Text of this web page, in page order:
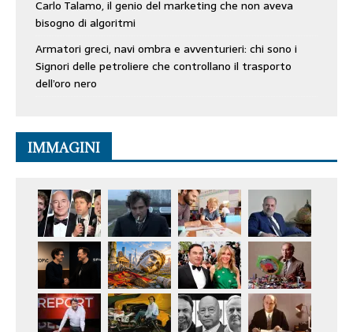
Carlo Talamo, il genio del marketing che non aveva
bisogno di algoritmi
Armatori greci, navi ombra e avventurieri: chi sono i
Signori delle petroliere che controllano il trasporto
dell’oro nero
IMMAGINI